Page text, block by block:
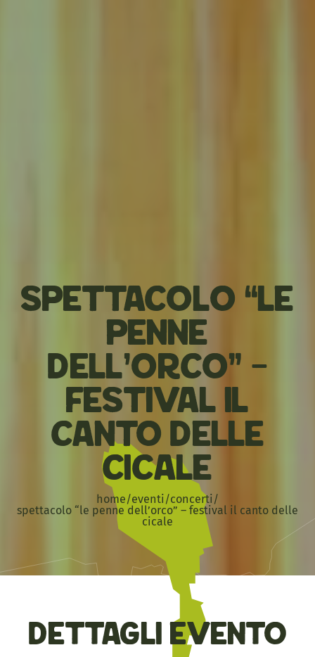
Spettacolo “Le
Penne
dell’Orco” –
Festival Il
Canto delle
Cicale
home/eventi /concerti /
spettacolo “le penne dell’orco” – festival il canto delle
cicale
Dettagli evento